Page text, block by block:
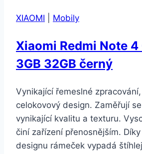
vesmírně
XIAOMI Mobily
Xiaomi Redmi Note 4
3GB 32GB černý
Vynikající řemeslné
celokovový design. Zaměřují
vynikající kvalitu a texturu.
činí zařízení přenosnějším.
designu rámeček vypadá